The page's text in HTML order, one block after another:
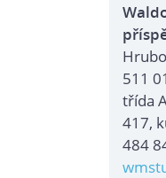
511
třída
417,
484